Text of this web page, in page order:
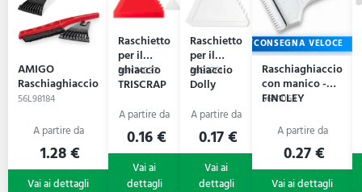
AMIGO
Raschiaghiaccio
56L98184
1.28 €
Raschietto
per il
ghiaccio
TRISCRAP
56N74037
0.16 €
Raschietto
per il
ghiaccio
Dolly
56B8761
0.17 €
CONSEGNA VELOCE
Raschiaghiaccio
con manico -
FINCLEY
56A1063
0.27 €